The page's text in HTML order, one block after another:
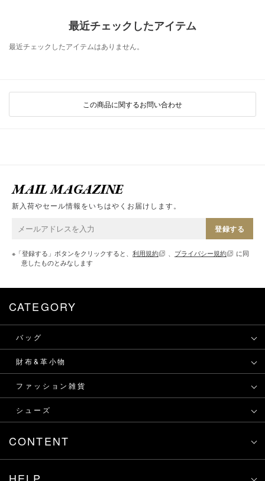
最近チェックしたアイテム
最近チェックしたアイテムはありません。
この商品に関するお問い合わせ
MAIL MAGAZINE
新入荷やセール情報をいちはやくお届けします。
登録する
※「登録する」ボタンをクリックすると、 利用規約 、 プライバシー規約
に同
意したものとみなします
CATEGORY
バッグ
財布&革小物
ファッション雑貨
シューズ
CONTENT